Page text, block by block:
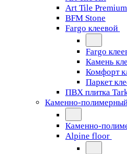
Art Tile Premium
BFM Stone
Fargo клеевой
Fargo
Камень
Комфорт
Паркет
ПВХ плитка
Каменно-
Каменно-
Alpine floor